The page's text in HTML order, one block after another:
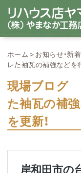
ホーム お知らせ・新
レた袖瓦の補強などを
現場ブログ
た袖瓦の補
を更新！